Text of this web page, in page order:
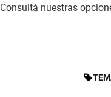
Consultá nuestras